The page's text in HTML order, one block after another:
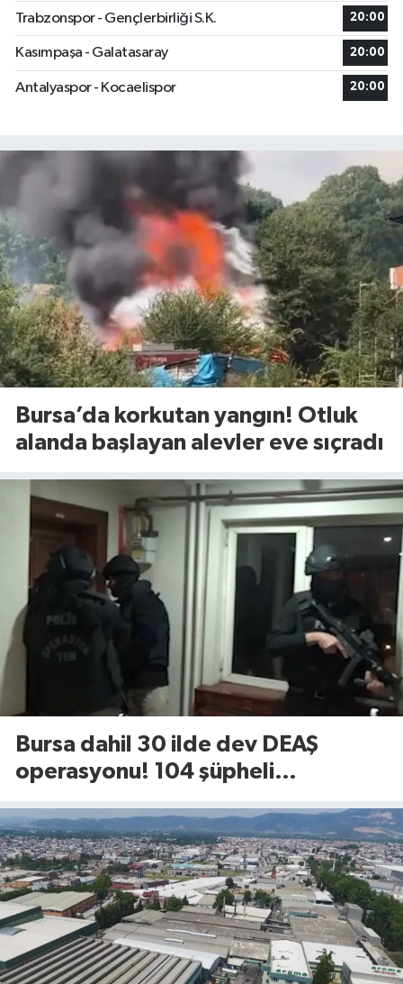
Trabzonspor - Gençlerbirliği S.K. 20:00
Kasımpaşa - Galatasaray 20:00
Antalyaspor - Kocaelispor 20:00
Bursa’da korkutan yangın! Otluk
alanda başlayan alevler eve sıçradı
Bursa dahil 30 ilde dev DEAŞ
operasyonu! 104 şüpheli